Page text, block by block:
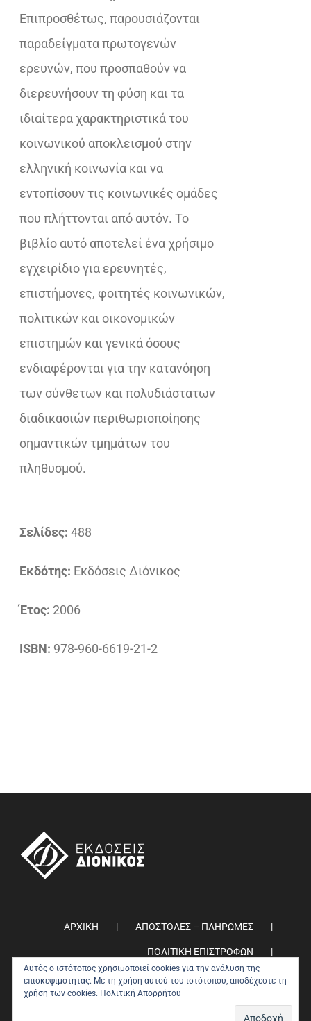
Επιπροσθέτως, παρουσιάζονται
παραδείγματα πρωτογενών
ερευνών, που προσπαθούν να
διερευνήσουν τη φύση και τα
ιδιαίτερα χαρακτηριστικά του
κοινωνικού αποκλεισμού στην
ελληνική κοινωνία και να
εντοπίσουν τις κοινωνικές ομάδες
που πλήττονται από αυτόν. Το
βιβλίο αυτό αποτελεί ένα χρήσιμο
εγχειρίδιο για ερευνητές,
επιστήμονες, φοιτητές κοινωνικών,
πολιτικών και οικονομικών
επιστημών και γενικά όσους
ενδιαφέρονται για την κατανόηση
των σύνθετων και πολυδιάστατων
διαδικασιών περιθωριοποίησης
σημαντικών τμημάτων του
πληθυσμού.
Σελίδες: 488
Εκδότης: Εκδόσεις Διόνικος
Έτος: 2006
ISBN: 978-960-6619-21-2
ΑΡΧΙΚΗ ΑΠΟΣΤΟΛΕΣ – ΠΛΗΡΩΜΕΣ
ΠΟΛΙΤΙΚΗ ΕΠΙΣΤΡΟΦΩΝ
ΠΟΛΙΤΙΚΗ ΑΠΟΡΡΗΤΟΥ 0
Αυτός ο ιστότοπος χρησιμοποιεί cookies για την ανάλυση της
επισκεψιμότητας. Με τη χρήση αυτού του ιστότοπου, αποδέχεστε τη
χρήση των cookies. Πολιτική Απορρήτου